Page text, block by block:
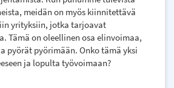
meidän on myös kiinnitettävä
yrityksiin, jotka tarjoavat
Tämä on oleellinen osa elinvoimaa,
pyörät pyörimään. Onko tämä yksi
ja lopulta työvoimaan?